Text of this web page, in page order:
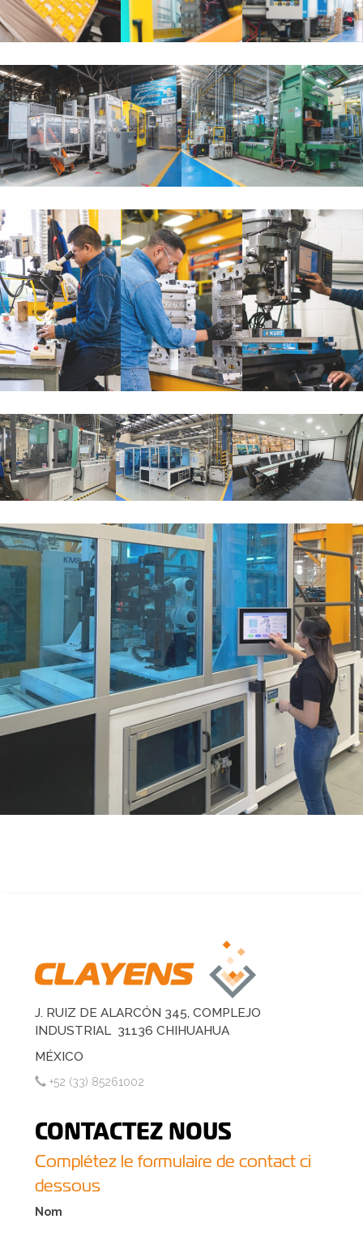
J. RUIZ DE ALARCÓN 345, COMPLEJO
INDUSTRIAL 31136 CHIHUAHUA
MÉXICO
+52 (33) 85261002
CONTACTEZ NOUS
Complétez le formulaire de contact ci
dessous
Nom